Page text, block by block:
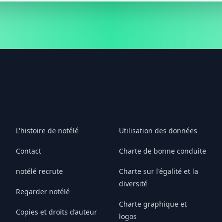
L'histoire de notélé
Contact
notélé recrute
Regarder notélé
Copies et droits d’auteur
Utilisation des données
Charte de bonne conduite
Charte sur l'égalité et la
diversité
Charte graphique et
logos